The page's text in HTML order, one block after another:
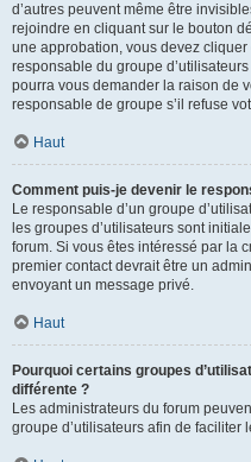
d’autres peuvent même être
rejoindre en cliquant sur le bouton
une approbation, vous devez
responsable du groupe
pourra vous demander la raison de
responsable de groupe s’il refuse
Haut
Comment puis-je devenir le
Le responsable d’un groupe
les groupes d’utilisateurs sont
forum. Si vous êtes intéressé par la
premier contact devrait être un
envoyant un message privé.
Haut
Pourquoi certains groupes
différente ?
Les administrateurs du forum
groupe d’utilisateurs afin de faciliter